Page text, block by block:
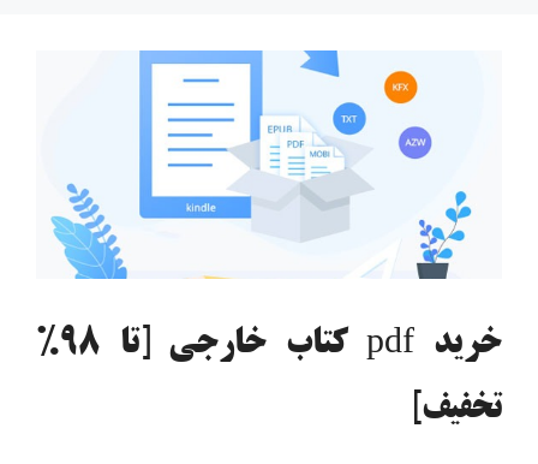
خرید pdf کتاب خارجی [تا 98%
تخفیف]